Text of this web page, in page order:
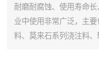
耐磨耐腐蚀、使用寿命
业中使用非常广泛，主
料、莫来石系列浇注料、